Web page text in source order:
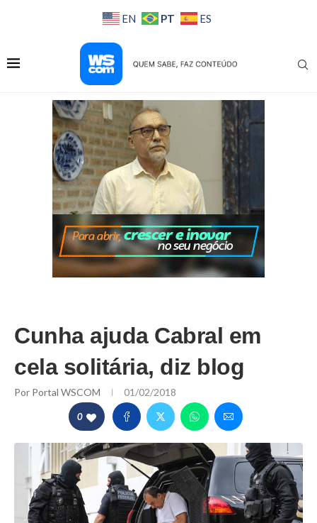
EN PT ES
Cunha ajuda Cabral em
cela solitária, diz blog
Por Portal WSCOM 01/02/2018
0